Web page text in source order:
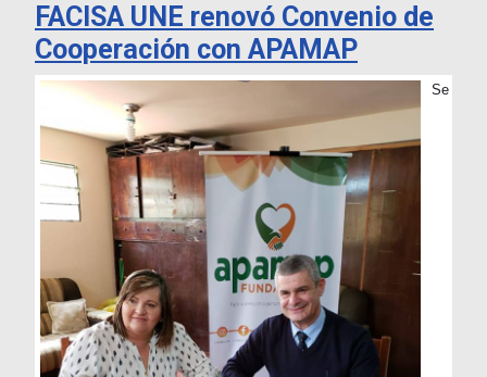
FACISA UNE renovó Convenio de
Cooperación con APAMAP
Se